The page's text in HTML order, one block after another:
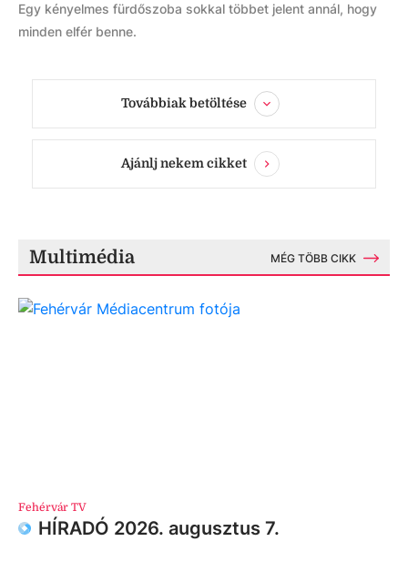
Egy kényelmes fürdőszoba sokkal többet jelent annál, hogy
minden elfér benne.
Továbbiak betöltése
Ajánlj nekem cikket
Multimédia MÉG TÖBB CIKK
Fehérvár TV
HÍRADÓ 2026. augusztus 7.